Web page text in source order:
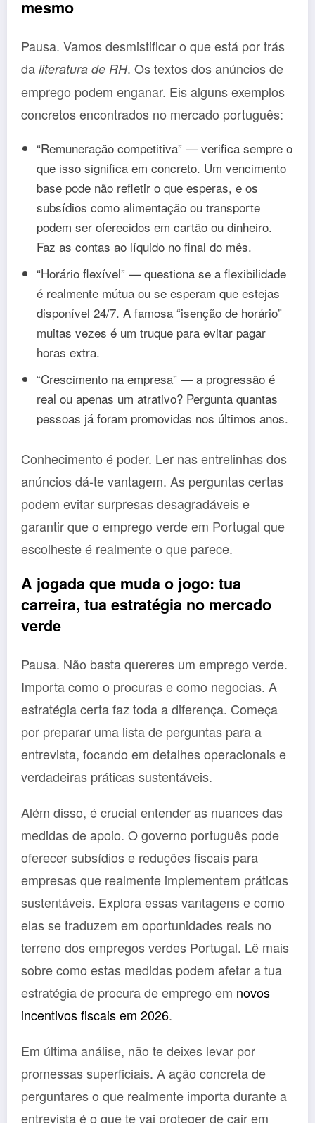
mesmo
Pausa. Vamos desmistificar o que está por trás
da literatura de RH. Os textos dos anúncios de
emprego podem enganar. Eis alguns exemplos
concretos encontrados no mercado português:
“Remuneração competitiva” — verifica sempre o
que isso significa em concreto. Um vencimento
base pode não refletir o que esperas, e os
subsídios como alimentação ou transporte
podem ser oferecidos em cartão ou dinheiro.
Faz as contas ao líquido no final do mês.
“Horário flexível” — questiona se a flexibilidade
é realmente mútua ou se esperam que estejas
disponível 24/7. A famosa “isenção de horário”
muitas vezes é um truque para evitar pagar
horas extra.
“Crescimento na empresa” — a progressão é
real ou apenas um atrativo? Pergunta quantas
pessoas já foram promovidas nos últimos anos.
Conhecimento é poder. Ler nas entrelinhas dos
anúncios dá-te vantagem. As perguntas certas
podem evitar surpresas desagradáveis e
garantir que o emprego verde em Portugal que
escolheste é realmente o que parece.
A jogada que muda o jogo: tua
carreira, tua estratégia no mercado
verde
Pausa. Não basta quereres um emprego verde.
Importa como o procuras e como negocias. A
estratégia certa faz toda a diferença. Começa
por preparar uma lista de perguntas para a
entrevista, focando em detalhes operacionais e
verdadeiras práticas sustentáveis.
Além disso, é crucial entender as nuances das
medidas de apoio. O governo português pode
oferecer subsídios e reduções fiscais para
empresas que realmente implementem práticas
sustentáveis. Explora essas vantagens e como
elas se traduzem em oportunidades reais no
terreno dos empregos verdes Portugal. Lê mais
sobre como estas medidas podem afetar a tua
estratégia de procura de emprego em novos
incentivos fiscais em 2026.
Em última análise, não te deixes levar por
promessas superficiais. A ação concreta de
perguntares o que realmente importa durante a
entrevista é o que te vai proteger de cair em